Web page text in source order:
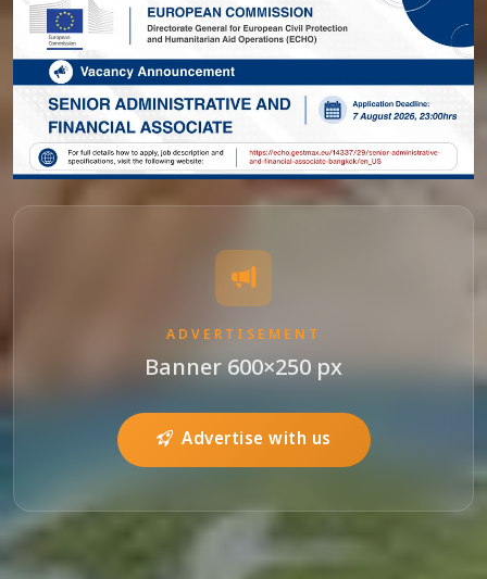
ADVERTISEMENT
Banner 600×250 px
Advertise with us